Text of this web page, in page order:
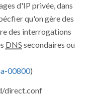
d'IP privée, dans
qu'on gère des
des interrogations
DNS secondaires ou
00800)
direct.conf